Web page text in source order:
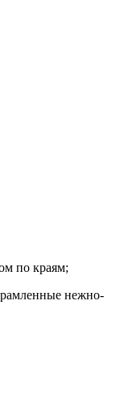
по краям;
нежно-